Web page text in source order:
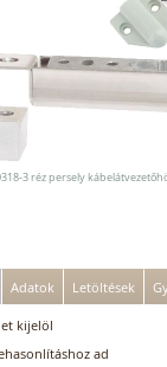
3 réz persely
Adatok Letöltések
kijelöl
ad